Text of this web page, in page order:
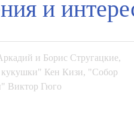
и
и Борис Стругацкие,
кукушки" Кен Кизи, "Собор
Виктор Гюго